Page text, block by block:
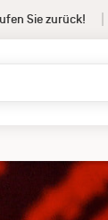
Sie zurück!